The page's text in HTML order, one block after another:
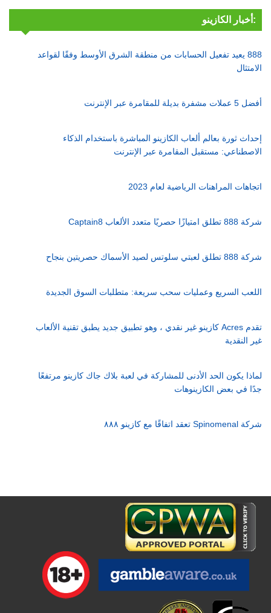
أخبار الكازينو:
888 يعيد تفعيل الحسابات من منطقة الشرق الأوسط وفقًا لقواعد
الامتثال
أفضل 5 عملات مشفرة بديلة للمقامرة عبر الإنترنت
إحداث ثورة بعالم ألعاب الكازينو المباشرة باستخدام الذكاء
الاصطناعي: مستقبل المقامرة عبر الإنترنت
اتجاهات المراهنات الرياضية لعام 2023
شركة 888 تطلق امتيازًا حصريًا متعدد الألعاب Captain8
شركة 888 تطلق لعبتي سلوتس لصيد الأسماك حصريتين بنجاح
اللعب السريع وعمليات سحب سريعة: متطلبات السوق الجديدة
تقدم Acres كازينو غير نقدي ، وهو تطبيق جديد يطبق تقنية الألعاب
غير النقدية
لماذا يكون الحد الأدنى للمشاركة في لعبة بلاك جاك كازينو مرتفعًا
جدًا في بعض الكازينوهات
شركة Spinomenal تعقد اتفاقًا مع كازينو ٨٨٨